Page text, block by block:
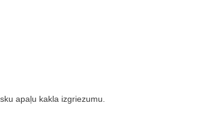
apaļu kakla izgriezumu.